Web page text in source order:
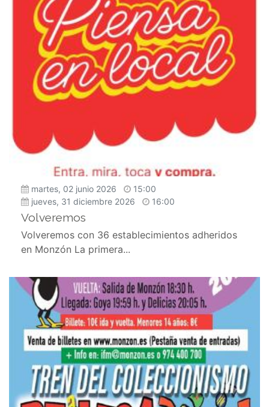
martes, 02 junio 2026
15:00
jueves, 31 diciembre 2026
16:00
Volveremos
Volveremos con 36 establecimientos adheridos
en Monzón La primera...